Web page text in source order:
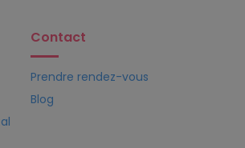
Contact
Prendre rendez-vous
Blog